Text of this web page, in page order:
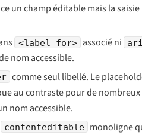
un champ éditable mais la saisie
<label for> associé ni
nom accessible.
comme seul libellé. Le
au contraste pour de nombreux
nom accessible.
contenteditable monoligne